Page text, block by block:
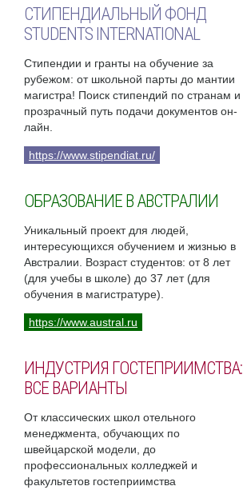
СТИПЕНДИАЛЬНЫЙ ФОНД
STUDENTS INTERNATIONAL
Стипендии и гранты на обучение за
рубежом: от школьной парты до мантии
магистра! Поиск стипендий по странам и
прозрачный путь подачи документов он-
лайн.
https://www.stipendiat.ru/
ОБРАЗОВАНИЕ В АВСТРАЛИИ
Уникальный проект для людей,
интересующихся обучением и жизнью в
Австралии. Возраст студентов: от 8 лет
(для учебы в школе) до 37 лет (для
обучения в магистратуре).
https://www.austral.ru
ИНДУСТРИЯ ГОСТЕПРИИМСТВА:
ВСЕ ВАРИАНТЫ
От классических школ отельного
менеджмента, обучающих по
швейцарской модели, до
профессиональных колледжей и
факультетов гостеприимства